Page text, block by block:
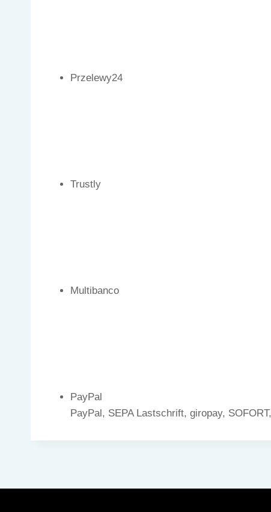
Przelewy24
Trustly
Multibanco
PayPal
PayPal, SEPA Lastschrift, giropay,